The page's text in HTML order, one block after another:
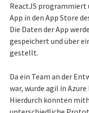
ReactJS programmiert
App in den App Store
Die Daten der App
gespeichert und über
gestellt.
Da ein Team an der
war, wurde agil in
Hierdurch konnten